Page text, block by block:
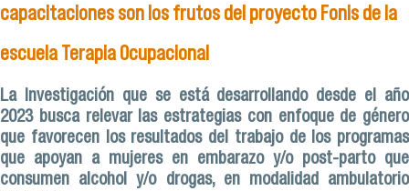
capacitaciones son los frutos del proyecto Fonis de la
escuela Terapia Ocupacional
La Investigación que se está desarrollando desde el año
2023 busca relevar las estrategias con enfoque de género
que favorecen los resultados del trabajo de los programas
que apoyan a mujeres en embarazo y/o post-parto que
consumen alcohol y/o drogas, en modalidad ambulatorio